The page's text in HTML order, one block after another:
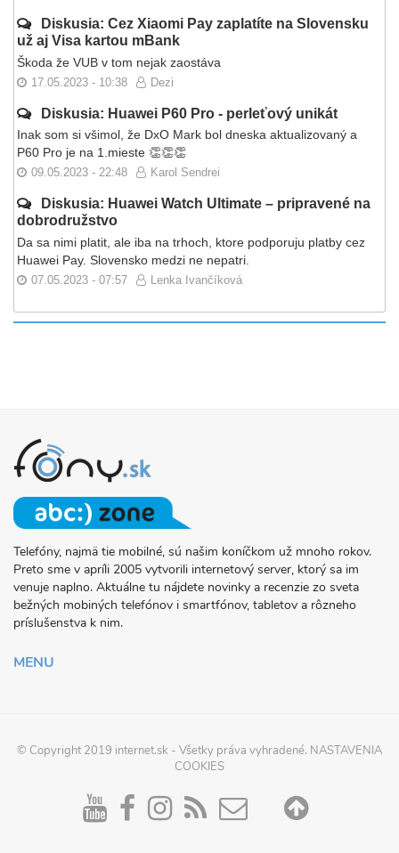
Diskusia: Cez Xiaomi Pay zaplatíte na Slovensku
už aj Visa kartou mBank
Škoda že VUB v tom nejak zaostáva
17.05.2023 - 10:38 Dezi
Diskusia: Huawei P60 Pro - perleťový unikát
Inak som si všimol, že DxO Mark bol dneska aktualizovaný a
P60 Pro je na 1.mieste 👏👏👏
09.05.2023 - 22:48 Karol Sendrei
Diskusia: Huawei Watch Ultimate – pripravené na
dobrodružstvo
Da sa nimi platit, ale iba na trhoch, ktore podporuju platby cez
Huawei Pay. Slovensko medzi ne nepatri.
07.05.2023 - 07:57 Lenka Ivančíková
O
PROJEKTE
FONY.SK
Telefóny, najmä tie mobilné, sú našim koníčkom už mnoho rokov.
Preto sme v apríli 2005 vytvorili internetový server, ktorý sa im
venuje naplno. Aktuálne tu nájdete novinky a recenzie zo sveta
bežných mobiných telefónov i smartfónov, tabletov a rôzneho
príslušenstva k nim.
MENU
© Copyright 2019 internet.sk - Všetky práva vyhradené. NASTAVENIA
COOKIES